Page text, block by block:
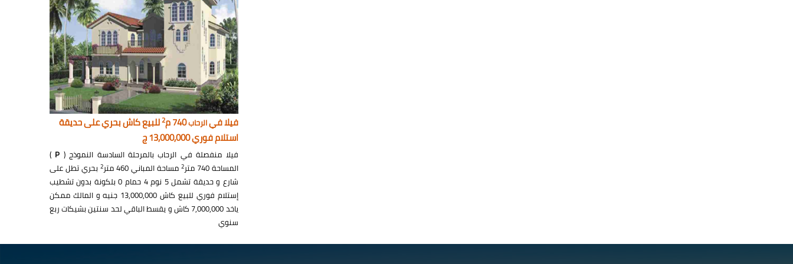
فيلا فيالرحاب740 م 2للبيع كاش بحري على حديقة
استلام فوري 13,000,000 ج
فيلا منفصلة في الرحاب بالمرحلة السادسة النموذج ( P
)
المساحة 740 متر
2 مساحة المباني 460 متر 2 بحري تطل على
شارع و حديقة تشمل 5 نوم 4 حمام 0 بلكونة بدون تشطيب
إستلام فوري للبيع كاش 13,000,000 جنيه و المالك ممكن
ياخد 7,000,000 كاش و يقسط الباقي لحد سنتين بشيكات ربع
سنوي